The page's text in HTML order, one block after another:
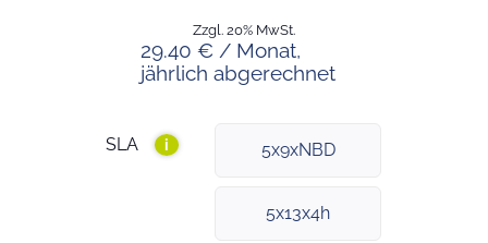
29.40 € / Monat,
jährlich abgerechnet
Zzgl. 20% MwSt.
SLA i 5x9xNBD
5x13x4h